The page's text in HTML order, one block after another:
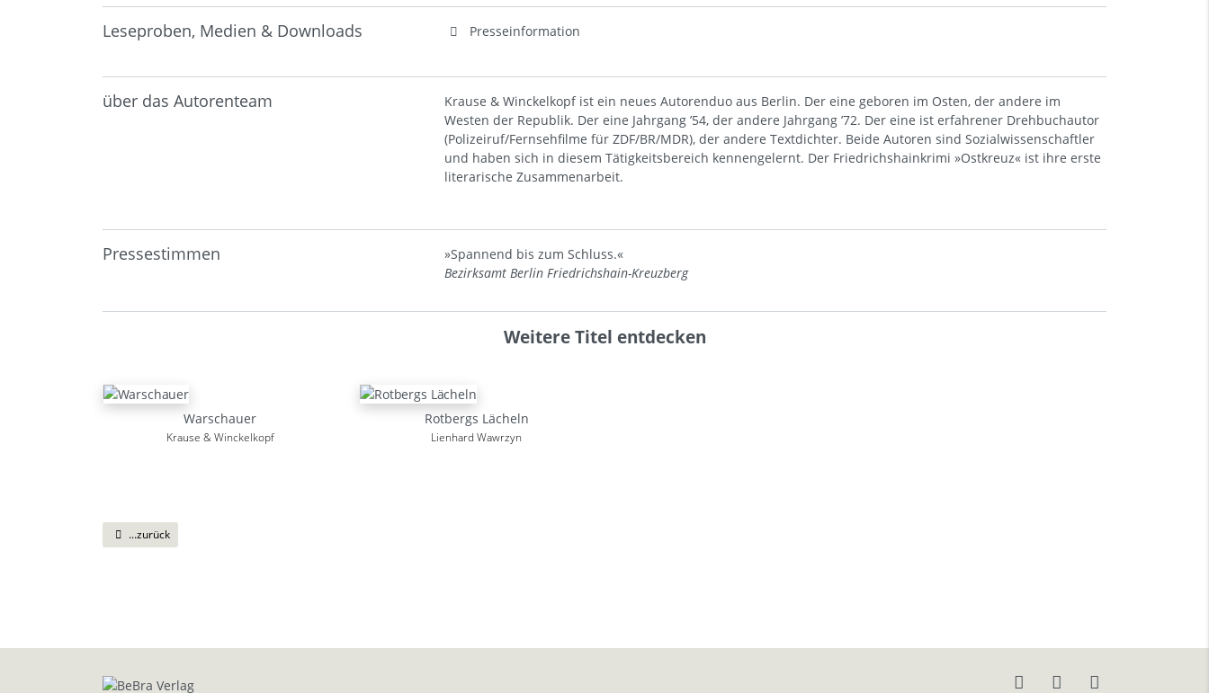
Leseproben, Medien & Downloads Presseinformation
über das Autorenteam
Krause & Winckelkopf ist ein neues Autorenduo aus Berlin. Der eine geboren im Osten, der andere im
Westen der Republik. Der eine Jahrgang ’54, der andere Jahrgang ’72. Der eine ist erfahrener Drehbuchautor
(Polizeiruf/Fernsehfilme für ZDF/BR/MDR), der andere Textdichter. Beide Autoren sind Sozialwissenschaftler
und haben sich in diesem Tätigkeitsbereich kennengelernt. Der Friedrichshainkrimi »Ostkreuz« ist ihre erste
literarische Zusammenarbeit.
Pressestimmen
»Spannend bis zum Schluss.«
Bezirksamt Berlin Friedrichshain-Kreuzberg
Weitere Titel entdecken
Warschauer
Krause & Winckelkopf
Rotbergs Lächeln
Lienhard Wawrzyn
...zurück